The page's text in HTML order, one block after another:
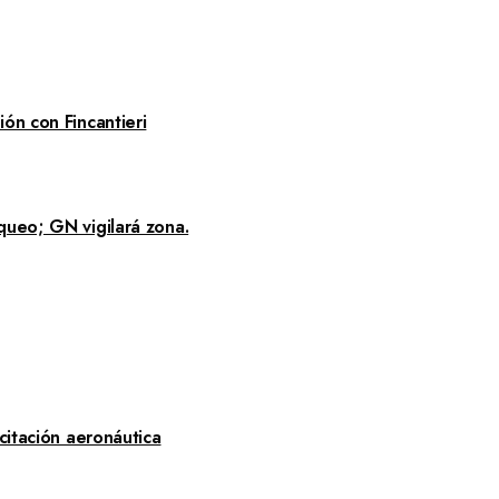
con Fincantieri
GN vigilará zona.
aeronáutica